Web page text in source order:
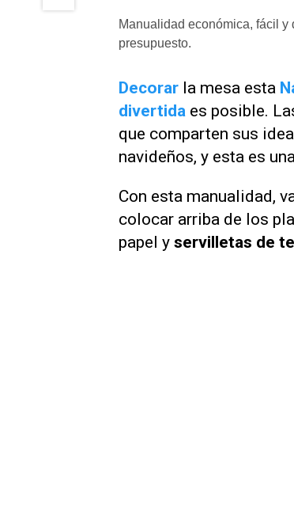
Manualidad económica, fácil
presupuesto.
Decorar la mesa esta
divertida es posible.
que comparten sus
navideños, y esta es
Con esta manualidad,
colocar arriba de los
papel y servilletas de